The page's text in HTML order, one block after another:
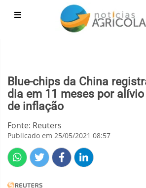
Blue-chips da China
dia em 11 meses por
de inflação
Fonte: Reuters
Publicado em 25/05/2021 08:57